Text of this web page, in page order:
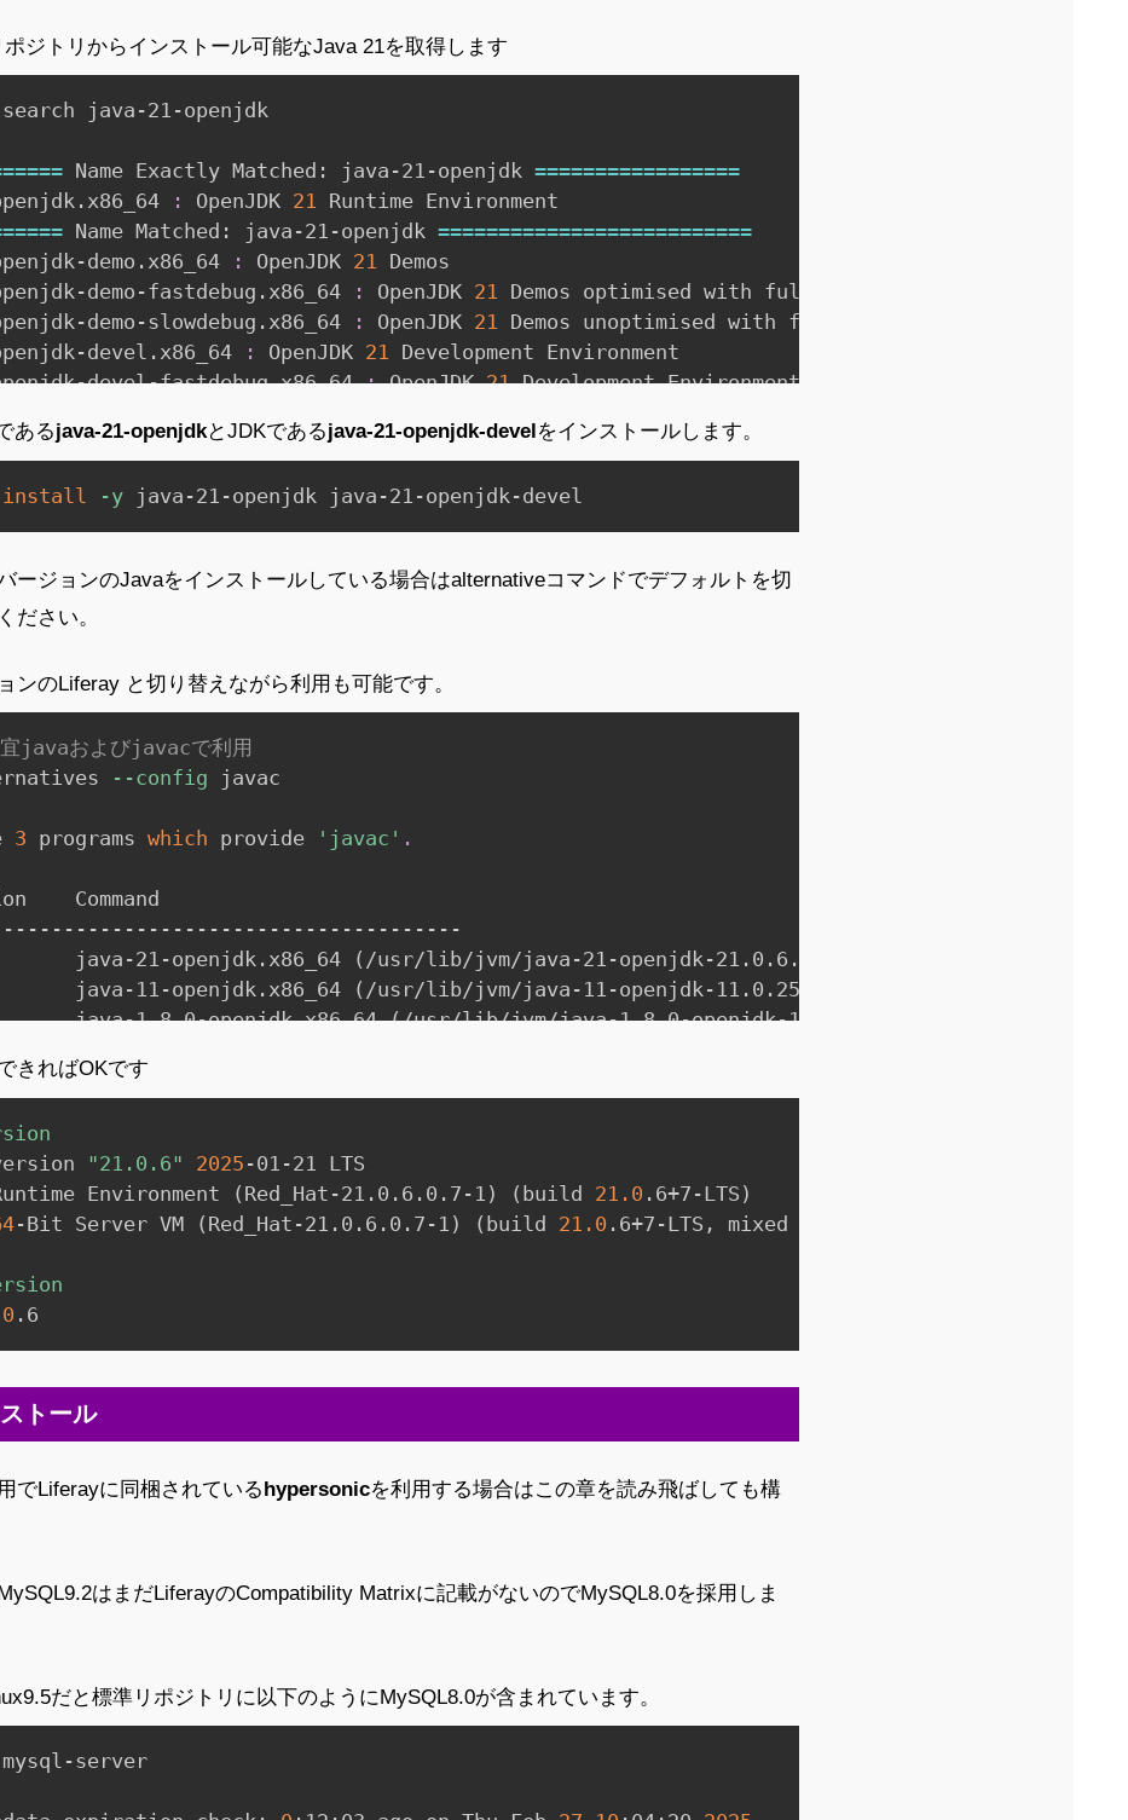
ジトリからインストール可能なJava 21を取得します
java-21-openjdk
==== Name Exactly Matched: java-21-openjdk =================
: OpenJDK 21
==== Name Matched: java-21-openjdk ==========================
demo.x86_64
: OpenJDK 21 Demos
demo-fastdebug.x86_64
: OpenJDK 21 Demos optimised with full debugging on
demo-slowdebug.x86_64
: OpenJDK 21 Demos unoptimised with full debugging on
devel.x86_64
: OpenJDK 21 Development Environment
devel-fastdebug.x86_64 : OpenJDK 21 Development Environment optimised with full
あるjava-21-openjdkとJDKであるjava-21-openjdk-devel をインストールします。
install -y java-21-openjdk java-21-openjdk-devel
ージョンのJavaをインストールしている場合はalternativeコマンドでデフォルトを切
ださい。
ンのLiferay と切り替えながら利用も可能です。
javaおよびjavacで利用
--config javac
3 programs which provide 'javac' .
Command
java-21-openjdk.x86_64
( /usr/lib/jvm/java-21-openjdk-21.0.6.0.7-1.el9.alma.1.x86_64/
java-11-openjdk.x86_64
( /usr/lib/jvm/java-11-openjdk-11.0.25.0.9-3.el9.x86_64/bin/javac
java-1.8.0-openjdk.x86_64
(/usr/lib/jvm/java-1.8.0-openjdk-1.8.0.442.b06-2.el9.x86_64/
the current selection
きればOKです
"21.0.6" 2025 -01-21 LTS
Environment
( Red_Hat-21.0.6.0.7-1 ) ( build 21.0 .6+7-LTS )
-Bit Server VM ( Red_Hat-21.0.6.0.7-1 ) ( build 21.0 .6+7-LTS, mixed mode, sharing
.6
トール
でLiferayに同梱されているhypersonicを利用する場合はこの章を読み飛ばしても構
はまだLiferayのCompatibility Matrixに記載がないのでMySQL8.0を採用しま
だと標準リポジトリに以下のようにMySQL8.0が含まれています。
server